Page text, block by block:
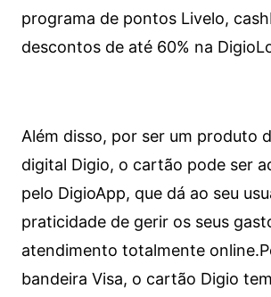
programa de pontos Livelo,
descontos de até 60% na
Além disso, por ser um produto
digital Digio, o cartão pode ser
pelo DigioApp, que dá ao seu
praticidade de gerir os seus
atendimento totalmente online.
bandeira Visa, o cartão Digio